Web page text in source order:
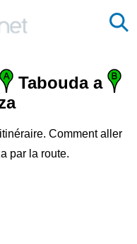
Tabouda a
Comment aller
par la route.